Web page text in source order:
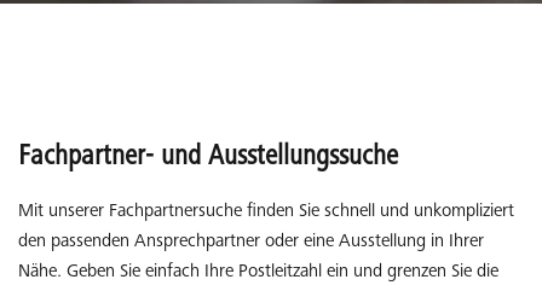
Fachpartner- und Ausstellungssuche
Mit unserer Fachpartnersuche finden Sie schnell und unkompliziert
den passenden Ansprechpartner oder eine Ausstellung in Ihrer
Nähe. Geben Sie einfach Ihre Postleitzahl ein und grenzen Sie die